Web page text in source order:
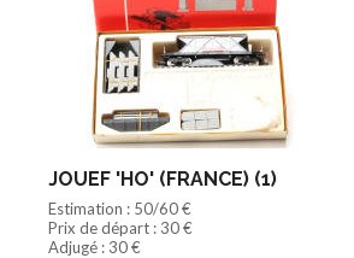
JOUEF 'HO' (FRANCE) (1)
Estimation : 50/60 €
Prix de départ : 30 €
Adjugé : 30 €